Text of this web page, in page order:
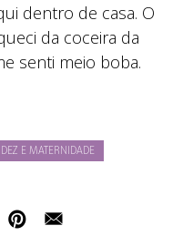
dentro de casa. O
da coceira da
senti meio boba.
E MATERNIDADE